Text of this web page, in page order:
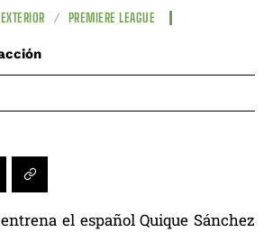
PREMIERE LEAGUE
el español Quique Sánchez